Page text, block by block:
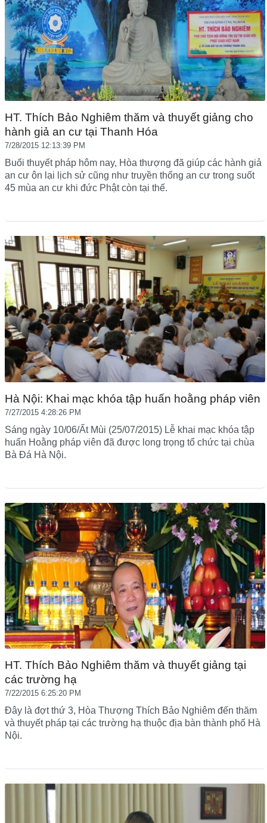
HT. Thích Bảo Nghiêm thăm và thuyết giảng cho
hành giả an cư tại Thanh Hóa
7/28/2015 12:13:39 PM
Buổi thuyết pháp hôm nay, Hòa thượng đã giúp các hành giả
an cư ôn lại lịch sử cũng như truyền thống an cư trong suốt
45 mùa an cư khi đức Phật còn tại thế.
Hà Nội: Khai mạc khóa tập huấn hoằng pháp viên
7/27/2015 4:28:26 PM
Sáng ngày 10/06/Ất Mùi (25/07/2015) Lễ khai mạc khóa tập
huấn Hoằng pháp viên đã được long trọng tổ chức tại chùa
Bà Đá Hà Nội.
HT. Thích Bảo Nghiêm thăm và thuyết giảng tại
các trường hạ
7/22/2015 6:25:20 PM
Đây là đợt thứ 3, Hòa Thượng Thích Bảo Nghiêm đến thăm
và thuyết pháp tại các trường hạ thuộc địa bàn thành phố Hà
Nội.